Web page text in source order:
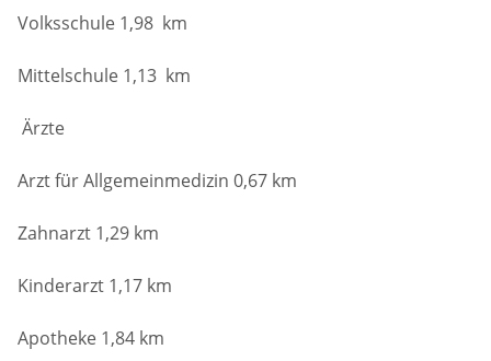
Volksschule 1,98 km
Mittelschule 1,13 km
Ärzte
Arzt für Allgemeinmedizin 0,67 km
Zahnarzt 1,29 km
Kinderarzt 1,17 km
Apotheke 1,84 km